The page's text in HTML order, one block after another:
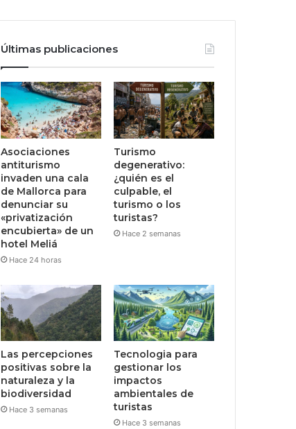
Últimas publicaciones
Asociaciones
antiturismo
invaden una cala
de Mallorca para
denunciar su
«privatización
encubierta» de un
hotel Meliá
Hace 24 horas
Turismo
degenerativo:
¿quién es el
culpable, el
turismo o los
turistas?
Hace 2 semanas
Las percepciones
positivas sobre la
naturaleza y la
biodiversidad
Hace 3 semanas
Tecnologia para
gestionar los
impactos
ambientales de
turistas
Hace 3 semanas